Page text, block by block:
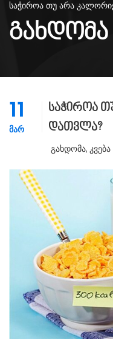
საჭიროა თუ არა
ᲒᲐᲮᲓᲝᲛᲐ
11
ᲛᲐᲠ
საჭიროა
დათვლა?
Გახდომა, Კვება